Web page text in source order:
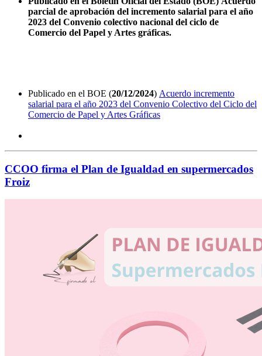
parcial de aprobación del incremento salarial para el año
2023 del Convenio colectivo nacional del ciclo de
Comercio del Papel y Artes gráficas.
Publicado en el BOE (20/12/2024) Acuerdo incremento
salarial para el año 2023 del Convenio Colectivo del Ciclo del
Comercio de Papel y Artes Gráficas
CCOO firma el Plan de Igualdad en supermercados
Froiz